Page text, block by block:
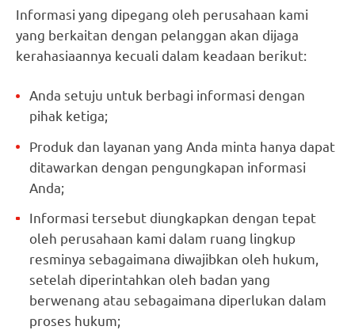
Informasi yang dipegang oleh perusahaan kami
yang berkaitan dengan pelanggan akan dijaga
kerahasiaannya kecuali dalam keadaan berikut:
Anda setuju untuk berbagi informasi dengan
pihak ketiga;
Produk dan layanan yang Anda minta hanya dapat
ditawarkan dengan pengungkapan informasi
Anda;
Informasi tersebut diungkapkan dengan tepat
oleh perusahaan kami dalam ruang lingkup
resminya sebagaimana diwajibkan oleh hukum,
setelah diperintahkan oleh badan yang
berwenang atau sebagaimana diperlukan dalam
proses hukum;